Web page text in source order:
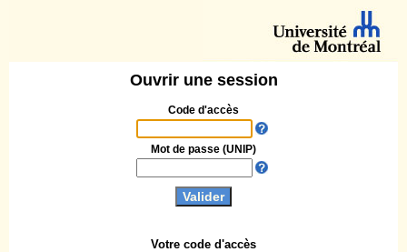
Ouvrir une session
Code d'accès
Votre code d'accès
Mot de passe (UNIP)